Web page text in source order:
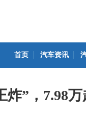
首页 汽车资讯
炸”，7.98